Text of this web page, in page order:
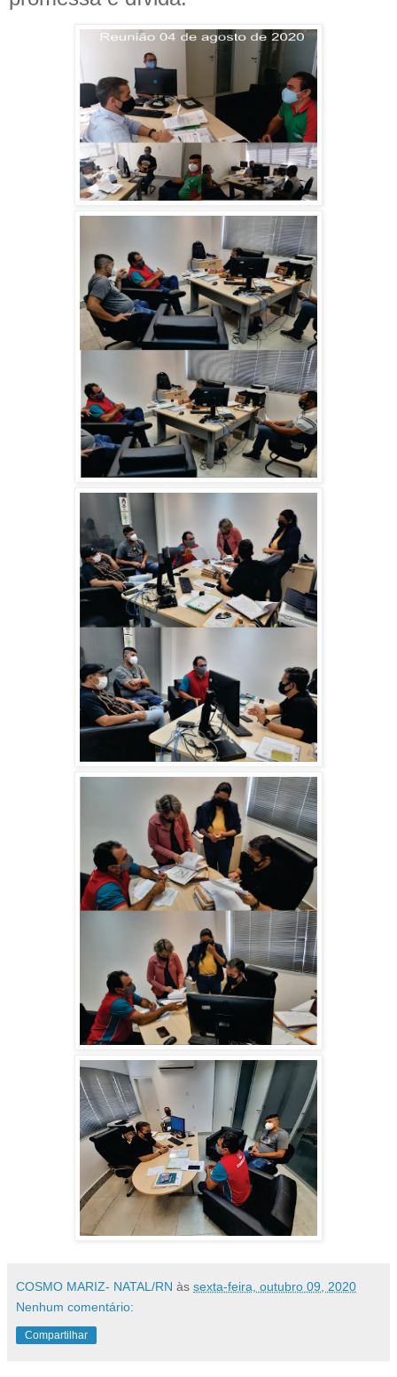
COSMO MARIZ- NATAL/RN às sexta-feira, outubro 09, 2020
Nenhum comentário:
Compartilhar